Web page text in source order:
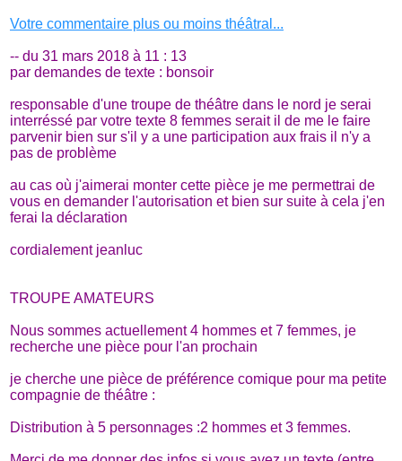
Votre commentaire plus ou moins théâtral...
-- du 31 mars 2018 à 11 : 13
par demandes de texte : bonsoir
responsable d'une troupe de théâtre dans le nord je serai
interréssé par votre texte 8 femmes serait il de me le faire
parvenir bien sur s'il y a une participation aux frais il n'y a
pas de problème
au cas où j'aimerai monter cette pièce je me permettrai de
vous en demander l'autorisation et bien sur suite à cela j'en
ferai la déclaration
cordialement jeanluc
TROUPE AMATEURS
Nous sommes actuellement 4 hommes et 7 femmes, je
recherche une pièce pour l'an prochain
je cherche une pièce de préférence comique pour ma petite
compagnie de théâtre :
Distribution à 5 personnages :2 hommes et 3 femmes.